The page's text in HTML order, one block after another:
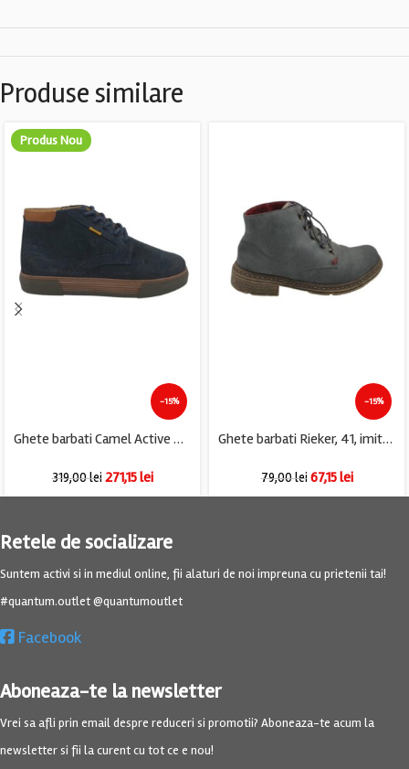
Produse similare
Produs Nou
-15%
Ghete barbati Camel Active Bayland 41, piele intoarsa, bleumarin
319,00lei 271,15lei
-15%
Ghete barbati Rieker, 41, imitație de piele, albastru ,imblanite
79,00lei 67,15lei
Retele de socializare
Suntem activi si in mediul online, fii alaturi de noi impreuna cu prietenii tai!
#quantum.outlet @quantumoutlet
Facebook
Aboneaza-te la newsletter
Vrei sa afli prin email despre reduceri si promotii? Aboneaza-te acum la
newsletter si fii la curent cu tot ce e nou!